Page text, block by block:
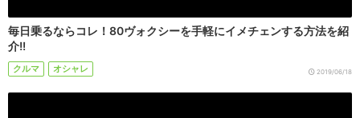
毎日乗るならコレ！80ヴォクシーを手軽にイメチェンする方法を紹
介!!
クルマ オシャレ 2019/06/18